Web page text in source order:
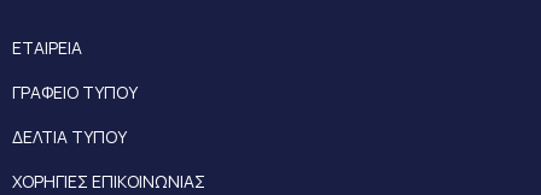
ΕΤΑΙΡΕΙΑ
ΓΡΑΦΕΙΟ ΤΥΠΟΥ
ΔΕΛΤΙΑ ΤΥΠΟΥ
ΧΟΡΗΓΙΕΣ ΕΠΙΚΟΙΝΩΝΙΑΣ